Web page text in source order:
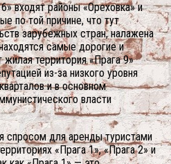
входят районы «Ореховка» и
по той причине, что тут
зарубежных стран, налажена
самые дорогие и
территория «Прага 9»
из-за низкого уровня
и в основном
власти
спросом для аренды туристами
«Прага 1», «Прага 2» и